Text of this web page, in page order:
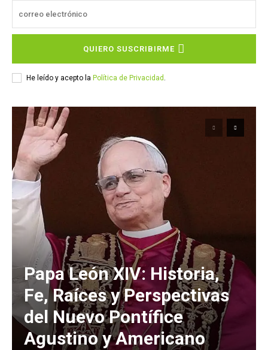
QUIERO SUSCRIBIRME
He leído y acepto la Política de Privacidad
Papa León XIV: Historia,
Fe, Raíces y Perspectivas
del Nuevo Pontífice
Agustino y Americano